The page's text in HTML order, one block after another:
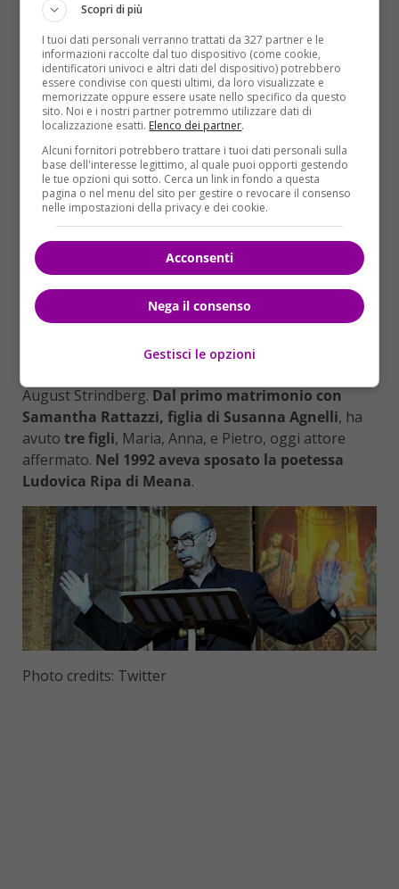
Nella lunga carriera,
per la radio, lavorando con i più grandi attori
italiani, da Renzo Ricci aVittorio Gassman, da
Carmelo BeneaPaolo Poli, e aValeria Moriconi
Ha scritto romanzi (La bambina Europa;Giorni
travestiti da giorni;Novella storica su come Pierrot Badini
sparasse le sue ultime cartucce), racconti (Il tempo fra
cane e lupo), saggi.Alla passione per Dante ha
dedicato in particolare tre volumi in forma di
racconto critico (L’Inferno di Dante, Rizzoli 1988;
Purgatorio di Dante, 1990;Il Paradiso di Dante, 1993).
Ma ha pubblicato ancheversi di poesia
Ho bevuto e
visto il ragno.Cento pezzi facili, Il Saggiatore, 1999 e
nel 2009 per Rizzoli,
Il vizio di leggere
scritto su Mozart, Lorenzo Da Ponte, Emanuel
August Strindberg. Dal primo matrimonio con
Samantha Rattazzi, figlia di Susanna Agnelli, ha
avuto tre figli, Maria, Anna, e Pietro, oggi attore
affermato. Nel 1992 aveva sposato la poetessa
Ludovica Ripa di Meana.
Photo credits: Twitter
Scopri di più
I tuoi dati personali verranno trattati da 327 partner e le
informazioni raccolte dal tuo dispositivo (come cookie,
identificatori univoci e altri dati del dispositivo) potrebbero
essere condivise con questi ultimi, da loro visualizzate e
memorizzate oppure essere usate nello specifico da questo
sito. Noi e i nostri partner potremmo utilizzare dati di
localizzazione esatti. Elenco dei partner.
Alcuni fornitori potrebbero trattare i tuoi dati personali sulla
base dell'interesse legittimo, al quale puoi opporti gestendo
le tue opzioni qui sotto. Cerca un link in fondo a questa
pagina o nel menu del sito per gestire o revocare il consenso
nelle impostazioni della privacy e dei cookie.
Acconsenti
Nega il consenso
Gestisci le opzioni